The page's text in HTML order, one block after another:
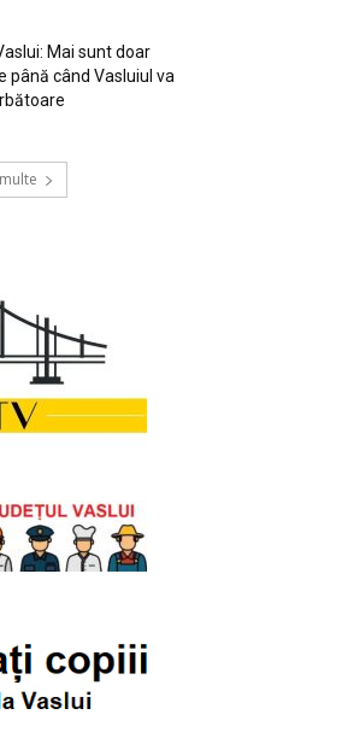
Mai sunt doar
până când Vasluiul va